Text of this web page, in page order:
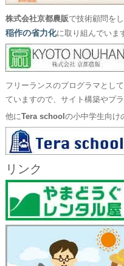
株式会社京都農販で技術顧問をし
稲作の省力化に取り組んでいま
フリーランスのプログラマとし
ていますので、サイト構築やプ
他にTera school の小中学生向け
リンク